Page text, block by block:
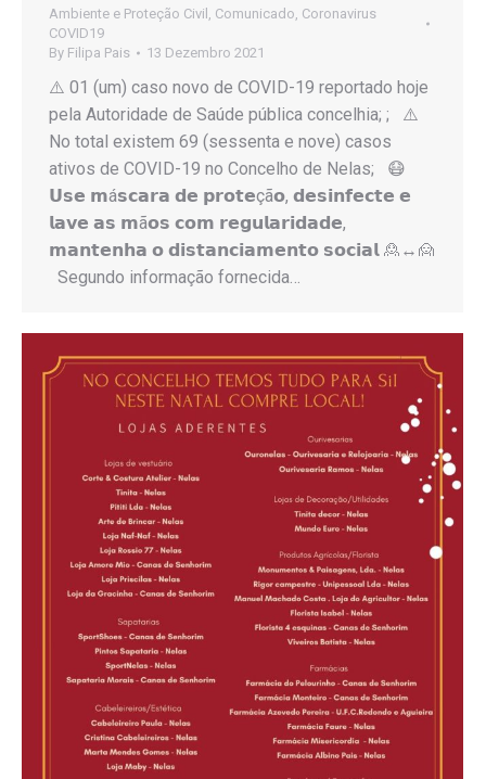
Ambiente e Proteção Civil Comunicado Coronavirus
COVID19
By Filipa Pais 13 Dezembro 2021
⚠️ 01 (um) caso novo de COVID-19 reportado hoje
pela Autoridade de Saúde pública concelhia; ; ⚠️
No total existem 69 (sessenta e nove) casos
ativos de COVID-19 no Concelho de Nelas; 😷
𝗨𝘀𝗲 𝗺á𝘀𝗰𝗮𝗿𝗮 𝗱𝗲 𝗽𝗿𝗼𝘁𝗲çã𝗼, 𝗱𝗲𝘀𝗶𝗻𝗳𝗲𝗰𝘁𝗲 𝗲
𝗹𝗮𝘃𝗲 𝗮𝘀 𝗺ã𝗼𝘀 𝗰𝗼𝗺 𝗿𝗲𝗴𝘂𝗹𝗮𝗿𝗶𝗱𝗮𝗱𝗲,
𝗺𝗮𝗻𝘁𝗲𝗻𝗵𝗮 𝗼 𝗱𝗶𝘀𝘁𝗮𝗻𝗰𝗶𝗮𝗺𝗲𝗻𝘁𝗼 𝘀𝗼𝗰𝗶𝗮𝗹 🙎↔️🙍
Segundo informação fornecida…